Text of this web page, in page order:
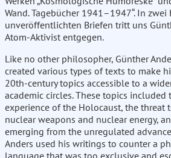
Wand. Tagebücher 1941–1947“. In zwei
unveröffentlichten Briefen tritt uns
Atom-Aktivist entgegen.
Like no other philosopher, Günther
created various types of texts to make
20th-century topics accessible to a
academic circles. These topics
experience of the Holocaust, the threat
nuclear weapons and nuclear energy,
emerging from the unregulated
Anders used his writings to counter a